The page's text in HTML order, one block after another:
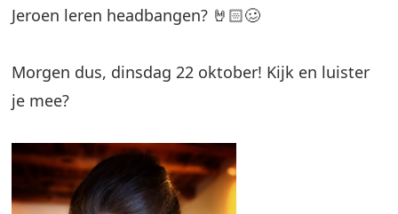
Jeroen leren headbangen? 🤘🏻🥴
Morgen dus, dinsdag 22 oktober! Kijk en luister
je mee?